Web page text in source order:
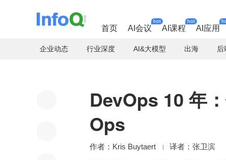
首页 AI会议
hot
AI课程
hot
AI应用
企业动态 行业深度 AI&大模型 出海 后
DevOps 10 年
Ops
Kris Buytaert 张卫滨